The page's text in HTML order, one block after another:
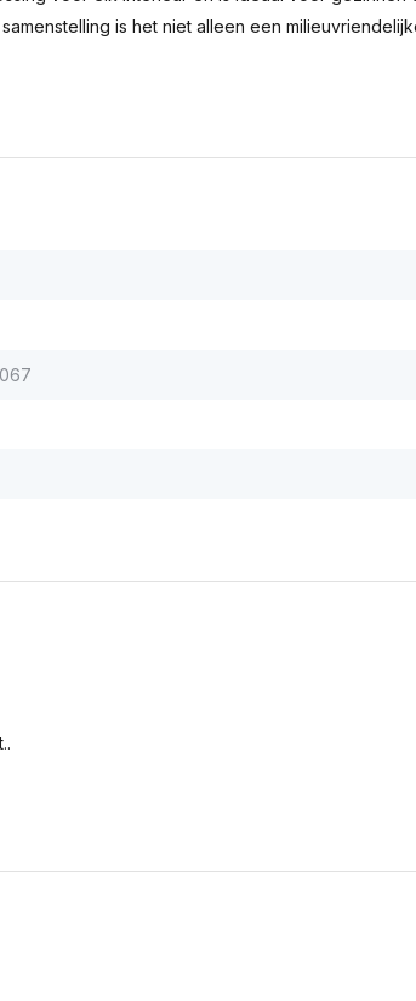
is het niet alleen een